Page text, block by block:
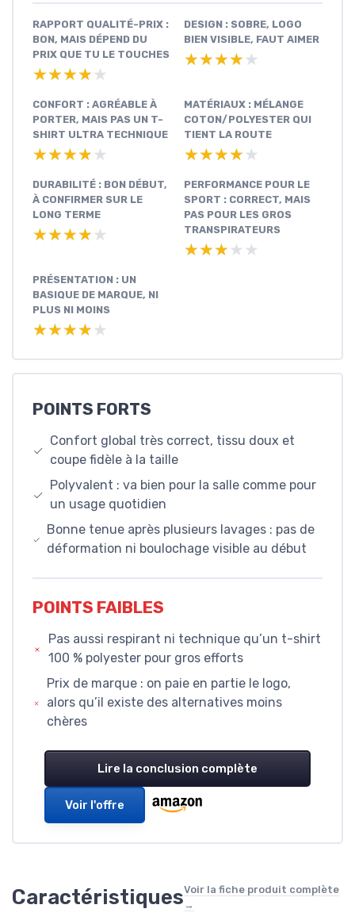
RAPPORT QUALITÉ-PRIX :
BON, MAIS DÉPEND DU
PRIX QUE TU LE TOUCHES
★★★★★
★★★★★
DESIGN : SOBRE, LOGO
BIEN VISIBLE, FAUT AIMER
★★★★★
★★★★★
CONFORT : AGRÉABLE À
PORTER, MAIS PAS UN T-
SHIRT ULTRA TECHNIQUE
★★★★★
★★★★★
MATÉRIAUX : MÉLANGE
COTON/POLYESTER QUI
TIENT LA ROUTE
★★★★★
★★★★★
DURABILITÉ : BON DÉBUT,
À CONFIRMER SUR LE
LONG TERME
★★★★★
★★★★★
PERFORMANCE POUR LE
SPORT : CORRECT, MAIS
PAS POUR LES GROS
TRANSPIRATEURS
★★★★★
★★★★★
PRÉSENTATION : UN
BASIQUE DE MARQUE, NI
PLUS NI MOINS
★★★★★
★★★★★
POINTS FORTS
Confort global très correct, tissu doux et
coupe fidèle à la taille
Polyvalent : va bien pour la salle comme pour
un usage quotidien
Bonne tenue après plusieurs lavages : pas de
déformation ni boulochage visible au début
POINTS FAIBLES
Pas aussi respirant ni technique qu’un t-shirt
100 % polyester pour gros efforts
Prix de marque : on paie en partie le logo,
alors qu’il existe des alternatives moins
chères
Lire la conclusion complète
Voir l'offre
CaractéristiquesVoir la fiche produit complète
→